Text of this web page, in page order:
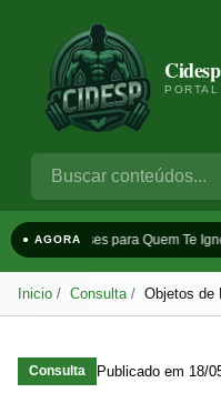
Cidesp
● AGORAFrases para Quem Te
Inicio Consulta Objetos de
Consulta Publicado em 18/